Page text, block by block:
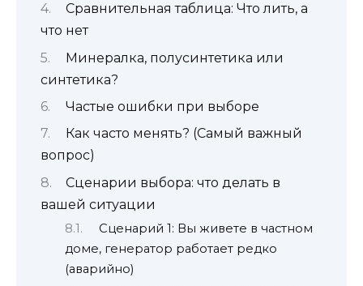
Сравнительная таблица: Что лить, а
что нет
Минералка, полусинтетика или
синтетика?
Частые ошибки при выборе
Как часто менять? (Самый важный
вопрос)
Сценарии выбора: что делать в
вашей ситуации
Сценарий 1: Вы живете в частном
доме, генератор работает редко
(аварийно)